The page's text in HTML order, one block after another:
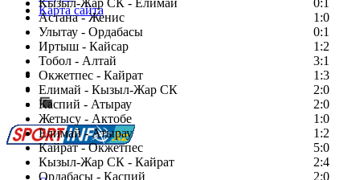
Кызыл-Жар СК - Елимай
0:1
Астана - Женис
1:0
Улытау - Ордабасы
0:1
Иртыш - Кайсар
1:2
Тобол - Алтай
3:1
Окжетпес - Кайрат
1:3
Елимай - Кызыл-Жар СК
2:0
Каспий - Атырау
2:0
Жетысу - Актобе
1:0
Елимай - Атырау
1:2
Кайрат - Окжетпес
5:0
Кызыл-Жар СК - Кайрат
2:4
Ордабасы - Каспий
2:0
Карта сайта
Есть идея?
Сообщить о мероприятии
Перейти на старый сайт